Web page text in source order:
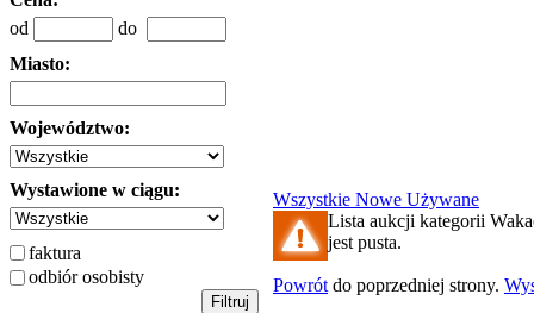
od
do
Miasto:
Województwo:
Wystawione w ciągu:
faktura
odbiór osobisty
Wszystkie Nowe Używane
Lista aukcji kategorii
jest pusta.
Powrót do poprzedniej strony.